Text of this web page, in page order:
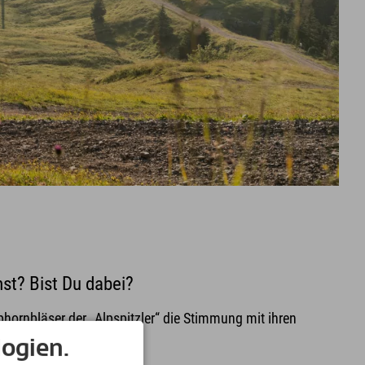
Bist Du dabei?
der „Alpspitzler“ die Stimmung mit ihren